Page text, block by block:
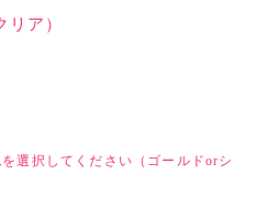
ア）
選択してください（ゴールドorシ